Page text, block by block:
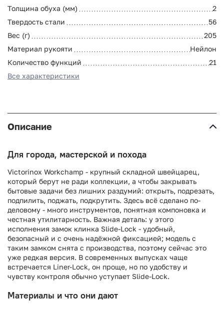
Толщина обуха (мм)
2
Твердость стали
56
Вес (г)
205
Материал рукояти
Нейлон
Количество функций
21
Все характеристики
Описание
Для города, мастерской и похода
Victorinox Workchamp - крупный складной швейцарец,
который берут не ради коллекции, а чтобы закрывать
бытовые задачи без лишних раздумий: открыть, подрезать,
подпилить, поджать, подкрутить. Здесь всё сделано по-
деловому - много инструментов, понятная компоновка и
честная утилитарность. Важная деталь: у этого
исполнения замок клинка Slide-Lock - удобный,
безопасный и с очень надёжной фиксацией; модель с
таким замком снята с производства, поэтому сейчас это
уже редкая версия. В современных выпусках чаще
встречается Liner-Lock, он проще, но по удобству и
чувству контроля обычно уступает Slide-Lock.
Материалы и что они дают